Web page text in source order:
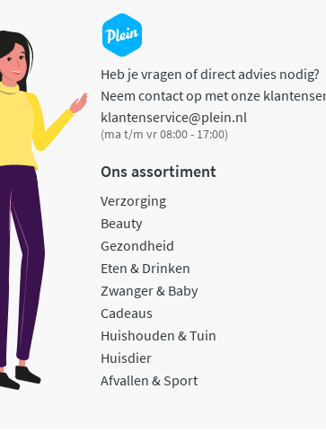
Heb je vragen of direct advies nodig?
Neem contact op met onze
klantenservice@plein.nl
(ma t/m vr 08:00 - 17:00)
Ons assortiment
Verzorging
Beauty
Gezondheid
Eten & Drinken
Zwanger & Baby
Cadeaus
Huishouden & Tuin
Huisdier
Afvallen & Sport